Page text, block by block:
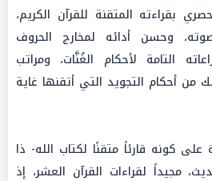
بقراءته المتقنة للقرآن الكريم،
وحسن أدائه لمخارج الحروف
التامة لأحكام الغُنَّات، ومراتب
من أحكام التجويد التي أتقنها غاية
كونه قارئاً متقنًا لكتاب الله- ذا
مجيداً لقراءات القرآن العشر، إذ